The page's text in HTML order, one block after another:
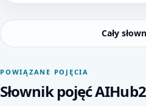
Cały
POWIĄZANE POJĘCIA
Słownik pojęć